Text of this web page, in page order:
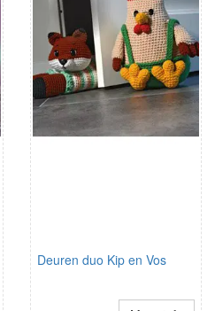
Deuren duo Kip en Vos